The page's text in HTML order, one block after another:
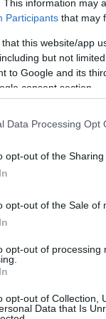
This information may
Participants that may
that this website/app
but not
to Google and its
consent section.
Data Processing Opt
opt-out of the
opt-out of the Sale of
opt-out of processing
opt-out of Collection,
Data that Is
mākoņiem, kā
trešdien jau
laiku,
– valsts
nesīs
jau
uz
un tur
lēns vējš,
iesils līdz